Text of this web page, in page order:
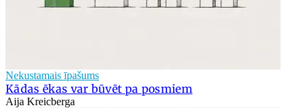
Nekustamais īpašums
Kādas ēkas var būvēt pa posmiem
Aija Kreicberga